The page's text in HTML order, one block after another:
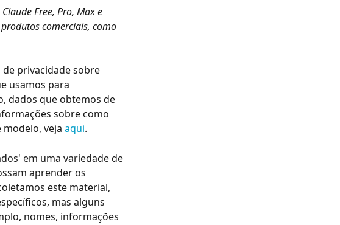
Free, Pro, Max e
comerciais, como
privacidade sobre
usamos para
dados que obtemos de
sobre como
veja aqui.
em uma variedade de
aprender os
este material,
mas alguns
nomes, informações